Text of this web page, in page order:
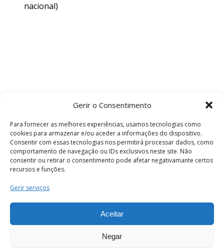
Gerir o Consentimento
Para fornecer as melhores experiências, usamos tecnologias como
cookies para armazenar e/ou aceder a informações do dispositivo.
Consentir com essas tecnologias nos permitirá processar dados, como
comportamento de navegação ou IDs exclusivos neste site. Não
consentir ou retirar o consentimento pode afetar negativamante certos
recursos e funções.
Gerir serviços
Aceitar
Negar
nacional)
Termos e Condições
os direitos reservados.